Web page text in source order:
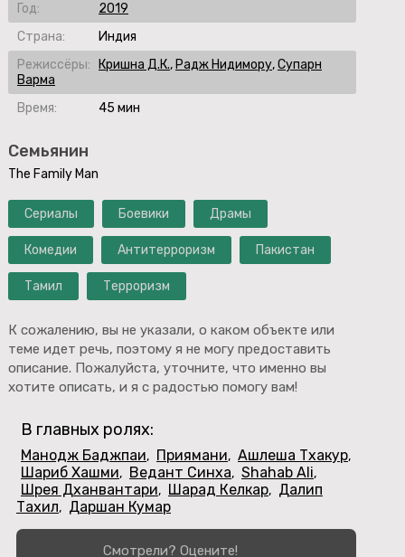
Семьянин
The Family Man
Сериалы Боевики Драмы
Комедии Антитерроризм Пакистан
Тамил Терроризм
К сожалению, вы не указали, о каком объекте или
теме идет речь, поэтому я не могу предоставить
описание. Пожалуйста, уточните, что именно вы
хотите описать, и я с радостью помогу вам!
Год:
2019
Страна:
Индия
Режиссёры:
Кришна Д.К., Радж Нидимору,Супарн
Варма
Время:
45 мин
В главных ролях:
Манодж Баджпаи, Приямани, Ашлеша Тхакур,
Шариб Хашми, Ведант Синха, Shahab Ali,
Шрея Дханвантари, Шарад Келкар, Далип
Тахил, Даршан Кумар
Смотрели? Оцените!